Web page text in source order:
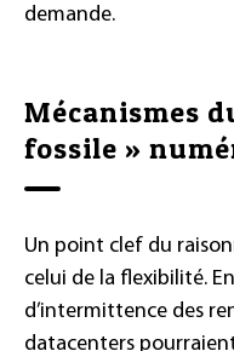
demande.
Mécanismes
fossile »
Un point clef du
celui de la flexibilité.
d’intermittence des
datacenters